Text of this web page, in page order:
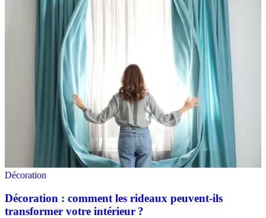
Décoration
Décoration : comment les rideaux peuvent-ils
transformer votre intérieur ?